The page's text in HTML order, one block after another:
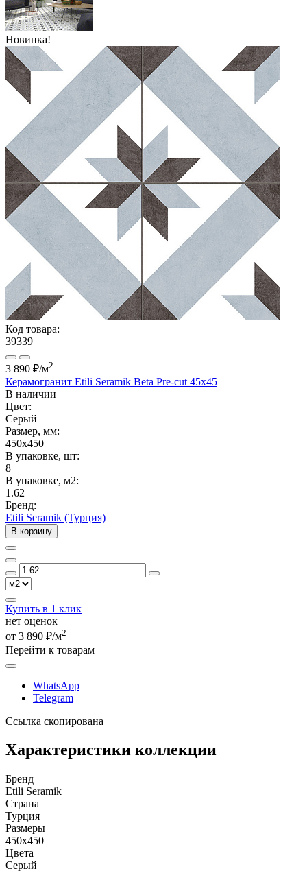
Новинка!
Код товара:
39339
3 890 ₽/м2
Керамогранит Etili Seramik Beta Pre-cut 45x45
В наличии
Цвет:
Серый
Размер, мм:
450x450
В упаковке, шт:
8
В упаковке, м2:
1.62
Бренд:
Etili Seramik (Турция)
В корзину
Купить в 1 клик
нет оценок
от 3 890 ₽/м2
Перейти к товарам
WhatsApp
Telegram
Ссылка скопирована
Характеристики коллекции
Бренд
Etili Seramik
Страна
Турция
Размеры
450x450
Цвета
Серый